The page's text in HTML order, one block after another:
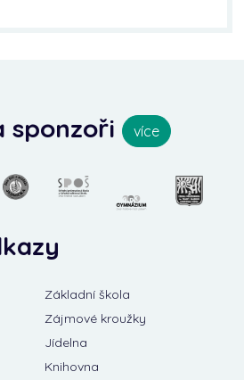
sponzoři více
Základní škola
Zájmové kroužky
Jídelna
Knihovna